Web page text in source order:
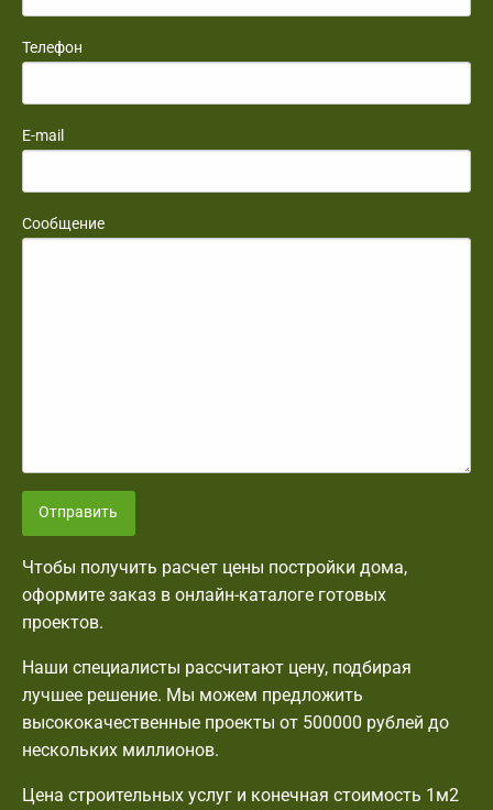
Телефон
E-mail
Сообщение
Отправить
Чтобы получить расчет цены постройки дома,
оформите заказ в онлайн-каталоге готовых
проектов.
Наши специалисты рассчитают цену, подбирая
лучшее решение. Мы можем предложить
высококачественные проекты от 500000 рублей до
нескольких миллионов.
Цена строительных услуг и конечная стоимость 1м2